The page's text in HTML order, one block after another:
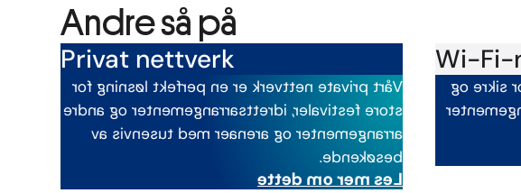
Andre så på
Privat nettverk
Vårt private nettverk er en perfekt løsning for
store festivaler, idrettsarrangementer og andre
arrangementer og arenaer med tusenvis av
besøkende.
Les mer om dette
Wi-Fi-
for sikre